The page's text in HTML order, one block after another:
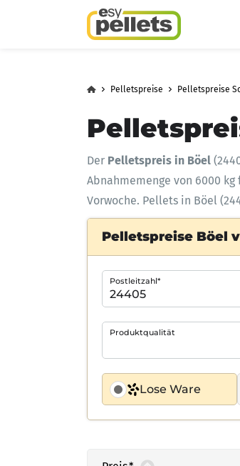
Pelletspreise Pelletspreise
Der Pelletspreis in Böel
Abnahmemenge von 6000 kg
Vorwoche. Pellets in Böel
Pelletspreise Böel
Lose Ware
Postleitzahl*
Produktqualität